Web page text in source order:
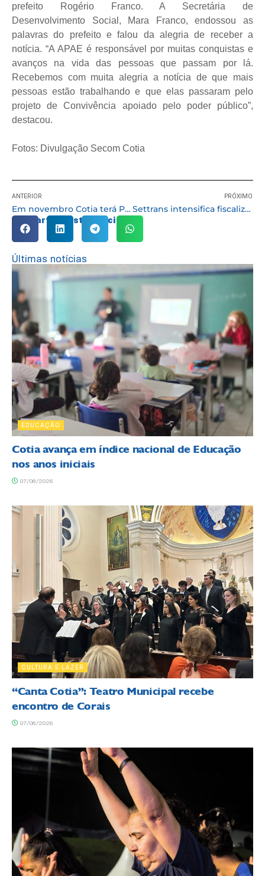
prefeito Rogério Franco. A Secretária de
Desenvolvimento Social, Mara Franco, endossou as
palavras do prefeito e falou da alegria de receber a
notícia. “A APAE é responsável por muitas conquistas e
avanços na vida das pessoas que passam por lá.
Recebemos com muita alegria a notícia de que mais
pessoas estão trabalhando e que elas passaram pelo
projeto de Convivência apoiado pelo poder público”,
destacou.
Fotos: Divulgação Secom Cotia
ANTERIOR
Em novembro Cotia terá Pedágio Ambiental em comemoração do aniversário da APA de Itupararanga
PRÓXIMO
Settrans intensifica fiscalização do uso de vagas especiais em estabelecimentos privados
Compartilhe esta notícia:
Últimas notícias
EDUCAÇÃO
Cotia avança em índice nacional de Educação
nos anos iniciais
07/08/2026
CULTURA E LAZER
“Canta Cotia”: Teatro Municipal recebe
encontro de Corais
07/08/2026